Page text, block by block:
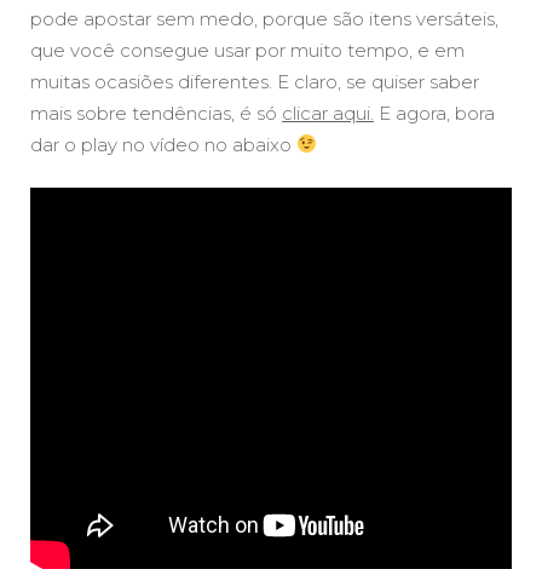
pode apostar sem medo, porque são itens versáteis,
que você consegue usar por muito tempo, e em
muitas ocasiões diferentes. E claro, se quiser saber
mais sobre tendências, é só clicar aqui. E agora, bora
dar o play no vídeo no abaixo